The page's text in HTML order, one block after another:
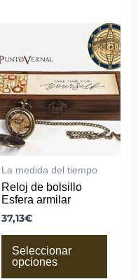
La medida del tiempo
Reloj de bolsillo
Esfera armilar
37,13€
Seleccionar
opciones
tiene
múltiples
variantes.
Las
opciones
se
pueden
elegir
en
la
de
producto